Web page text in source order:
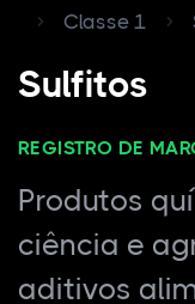
Classe 1
Sulfitos
REGISTRO DE
Produtos
ciência e
aditivos